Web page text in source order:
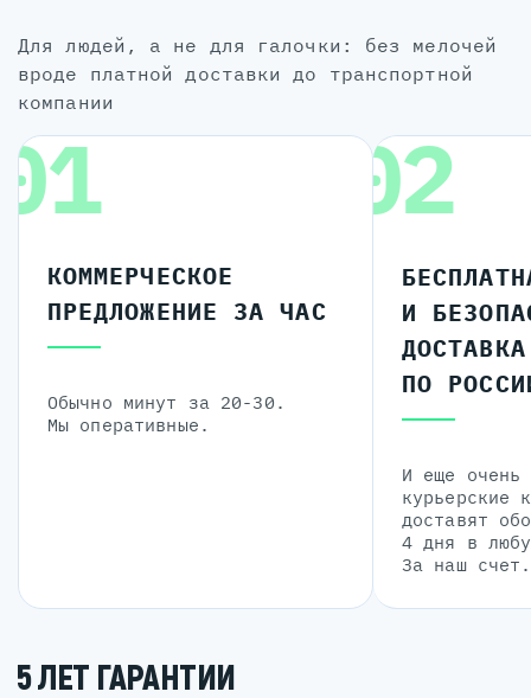
для людей, а не для галочки: без мелочей
вроде платной доставки до транспортной
компании
КОММЕРЧЕСКОЕ
ПРЕДЛОЖЕНИЕ ЗА ЧАС
Обычно минут за 20-30.
Мы оперативные.
02
И
ДОСТАВКА
ПО
И еще очень
курьерские
доставят
4 дня в
За наш счет.
5 ЛЕТ ГАРАНТИИ